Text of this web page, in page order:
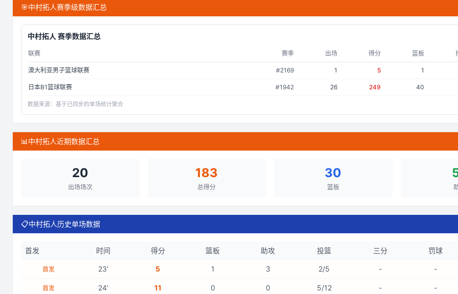
🎯中村拓人赛季级数据汇总
中村拓人 赛季数据汇总
联赛 赛季 出场 得分 篮板
澳大利亚男子篮球联赛 #2169 1 5 1
日本B1篮球联赛 #1942 26 249 40
数据来源： 基于已同步的单场统计聚合
📊 中村拓人近期数据汇总
20
出场场次
183
总得分
30
篮板
📋中村拓人历史单场数据
首发 时间 得分 篮板 助攻 投篮 三分 罚球
首发 23' 5 1 3 2/5 - -
首发 24' 11 0 0 5/12 - -